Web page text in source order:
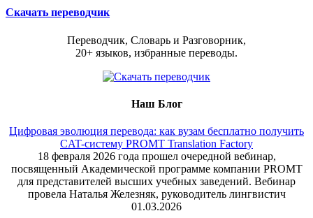
Скачать переводчик
Переводчик, Словарь и Разговорник,
20+ языков, избранные переводы.
Наш Блог
Цифровая эволюция перевода: как вузам бесплатно получить
CAT-систему PROMT Translation Factory
18 февраля 2026 года прошел очередной вебинар,
посвященный Академической программе компании PROMT
для представителей высших учебных заведений. Вебинар
провела Наталья Железняк, руководитель лингвистич
01.03.2026